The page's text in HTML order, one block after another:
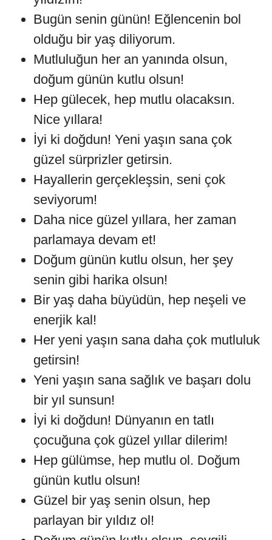
Bugün senin günün! Eğlencenin bol
olduğu bir yaş diliyorum.
Mutluluğun her an yanında olsun,
doğum günün kutlu olsun!
Hep gülecek, hep mutlu olacaksın.
Nice yıllara!
İyi ki doğdun! Yeni yaşın sana çok
güzel sürprizler getirsin.
Hayallerin gerçekleşsin, seni çok
seviyorum!
Daha nice güzel yıllara, her zaman
parlamaya devam et!
Doğum günün kutlu olsun, her şey
senin gibi harika olsun!
Bir yaş daha büyüdün, hep neşeli ve
enerjik kal!
Her yeni yaşın sana daha çok mutluluk
getirsin!
Yeni yaşın sana sağlık ve başarı dolu
bir yıl sunsun!
İyi ki doğdun! Dünyanın en tatlı
çocuğuna çok güzel yıllar dilerim!
Hep gülümse, hep mutlu ol. Doğum
günün kutlu olsun!
Güzel bir yaş senin olsun, hep
parlayan bir yıldız ol!